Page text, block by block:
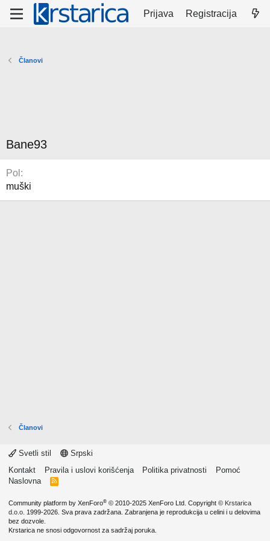
Prijava Registracija
Članovi
Bane93
Pol
muški
Članovi
Svetli stil
Srpski
Kontakt
Pravila i uslovi korišćenja Politika privatnosti
Pomoć
Naslovna
R
Community platform by XenForo® © 2010-2025 XenForo Ltd. Copyright © Krstarica
d.o.o. 1999-2026. Sva prava zadržana. Zabranjena je reprodukcija u celini i u delovima
bez dozvole.
Krstarica ne snosi odgovornost za sadržaj poruka.